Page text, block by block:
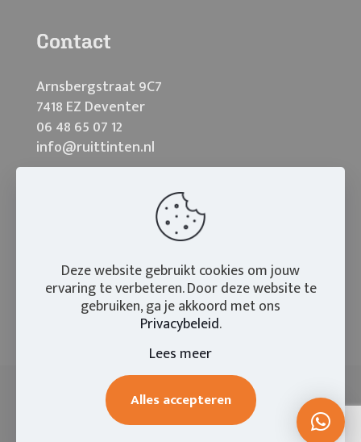
Contact
Arnsbergstraat 9C7
7418 EZ Deventer
06 48 65 07 12
info@ruittinten.nl
Ruittinten| Webrealisatie: N35 Creatief|
Privacy- en cookieverklaring Sitemap
Deze website gebruikt cookies om jouw
ervaring te verbeteren. Door deze website te
gebruiken, ga je akkoord met ons
Privacybeleid.
Lees meer
Alles accepteren